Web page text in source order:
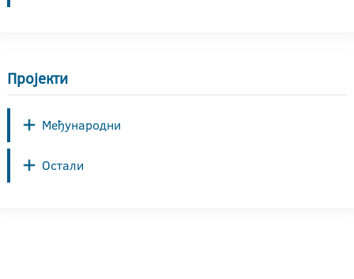
Пројекти
Међународни
Остали